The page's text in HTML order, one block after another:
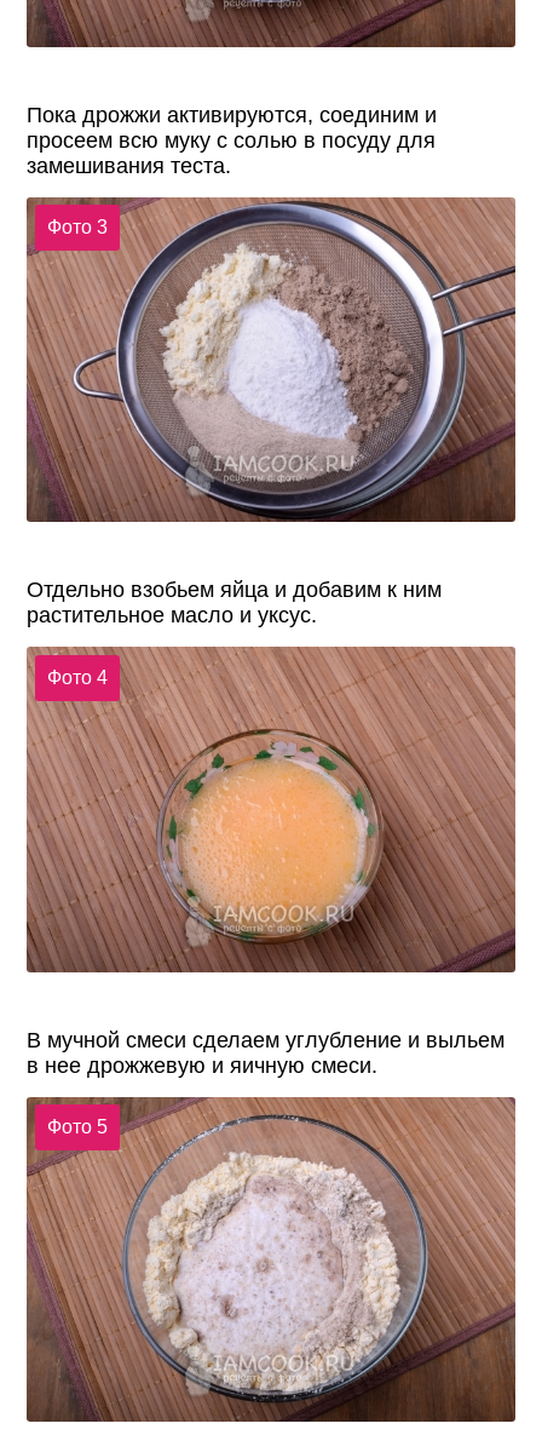
Пока дрожжи активируются, соединим и
просеем всю муку с солью в посуду для
замешивания теста.
Фото 3
Отдельно взобьем яйца и добавим к ним
растительное масло и уксус.
Фото 4
В мучной смеси сделаем углубление и выльем
в нее дрожжевую и яичную смеси.
Фото 5